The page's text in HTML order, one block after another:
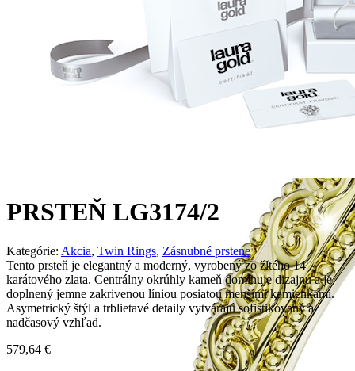
PRSTEŇ LG3174/2
Kategórie: Akcia, Twin Rings, Zásnubné prstene
Tento prsteň je elegantný a moderný, vyrobený zo žltého 14
karátového zlata. Centrálny okrúhly kameň dominuje dizajnu a je
doplnený jemne zakrivenou líniou posiatou menšími kamienkami.
Asymetrický štýl a trblietavé detaily vytvárajú sofistikovaný a
nadčasový vzhľad.
579,64 €